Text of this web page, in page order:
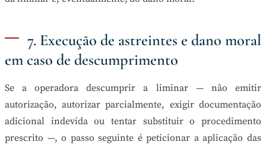
7. Execução de astreintes e dano moral
em caso de descumprimento
Se a operadora descumprir a liminar — não emitir
autorização, autorizar parcialmente, exigir documentação
adicional indevida ou tentar substituir o procedimento
prescrito —, o passo seguinte é peticionar a aplicação das